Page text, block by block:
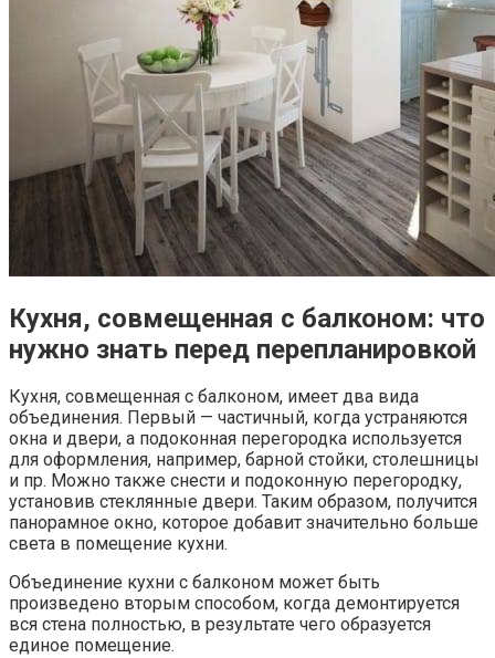
Кухня, совмещенная с балконом: что
нужно знать перед перепланировкой
Кухня, совмещенная с балконом, имеет два вида
объединения. Первый — частичный, когда устраняются
окна и двери, а подоконная перегородка используется
для оформления, например, барной стойки, столешницы
и пр. Можно также снести и подоконную перегородку,
установив стеклянные двери. Таким образом, получится
панорамное окно, которое добавит значительно больше
света в помещение кухни.
Объединение кухни с балконом может быть
произведено вторым способом, когда демонтируется
вся стена полностью, в результате чего образуется
единое помещение.